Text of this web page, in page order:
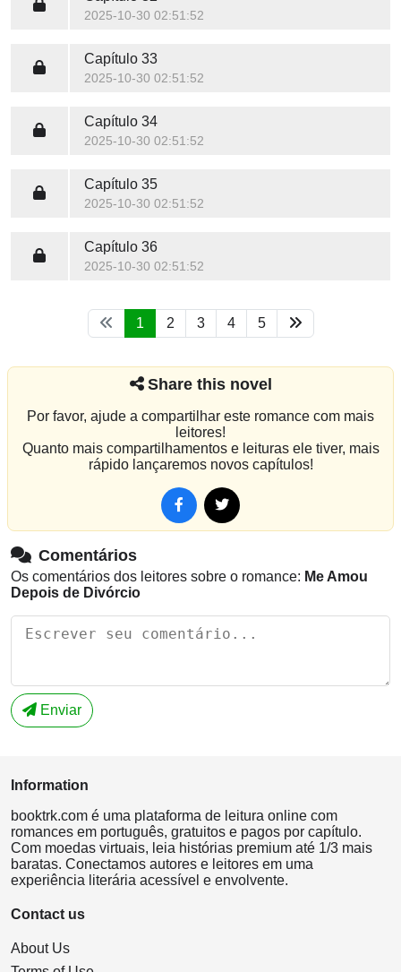
2025-10-30 02:51:52
Capítulo 33
2025-10-30 02:51:52
Capítulo 34
2025-10-30 02:51:52
Capítulo 35
2025-10-30 02:51:52
Capítulo 36
2025-10-30 02:51:52
1 2 3 4 5
Share this novel
Por favor, ajude a compartilhar este romance com mais
leitores!
Quanto mais compartilhamentos e leituras ele tiver, mais
rápido lançaremos novos capítulos!
Comentários
Os comentários dos leitores sobre o romance: Me Amou
Depois de Divórcio
Enviar
Information
booktrk.com é uma plataforma de leitura online com
romances em português, gratuitos e pagos por capítulo.
Com moedas virtuais, leia histórias premium até 1/3 mais
baratas. Conectamos autores e leitores em uma
experiência literária acessível e envolvente.
Contact us
About Us